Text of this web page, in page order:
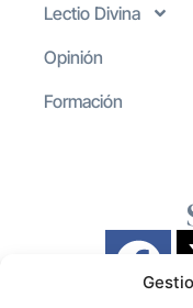
Lectio Divina
Opinión
Formación